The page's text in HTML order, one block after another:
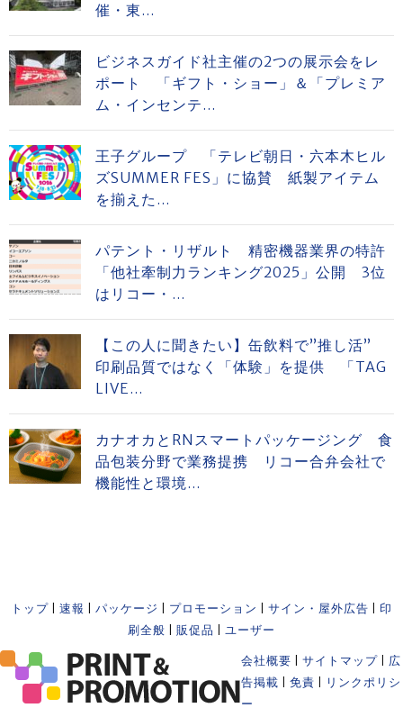
催・東...
ビジネスガイド社主催の2つの展示会をレ
ポート 「ギフト・ショー」＆「プレミア
ム・インセンテ...
王子グループ 「テレビ朝日・六本木ヒル
ズSUMMER FES」に協賛 紙製アイテム
を揃えた...
パテント・リザルト 精密機器業界の特許
「他社牽制力ランキング2025」公開 3位
はリコー・...
【この人に聞きたい】缶飲料で”推し活”
印刷品質ではなく「体験」を提供 「TAG
LIVE...
カナオカとRNスマートパッケージング 食
品包装分野で業務提携 リコー合弁会社で
機能性と環境...
トップ 速報 パッケージ プロモーション サイン・屋外広告
印
刷全般
販促品 ユーザー
会社概要 サイトマップ
広
告掲載
免責
リンクポリシ
ー